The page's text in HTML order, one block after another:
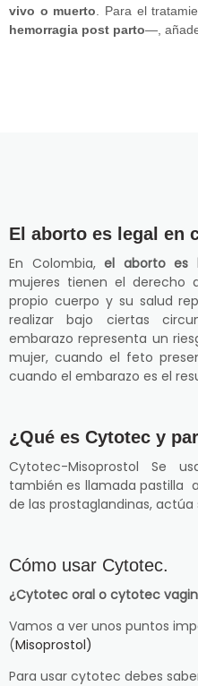
vivo o muerto . Para el
hemorragia post parto—,
El aborto es legal en
En Colombia, el aborto es
mujeres tienen el derecho
propio cuerpo y su salud
realizar bajo ciertas
embarazo representa un
mujer, cuando el feto
cuando el embarazo es el
¿Qué es Cytotec y
Cytotec-Misoprostol Se
también es llamada pastilla
de las prostaglandinas,
Cómo usar Cytotec.
¿Cytotec oral o cytotec
Vamos a ver unos puntos
(Misoprostol)
Para usar cytotec debes